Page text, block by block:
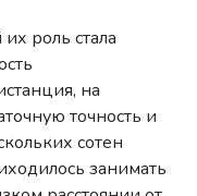
роль стала
на
точность и
сотен
занимать